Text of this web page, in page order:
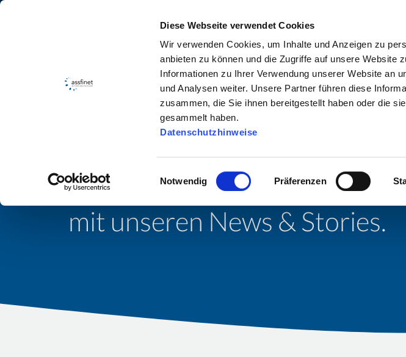
Diese Webseite verwendet Cookies
Wir verwenden Cookies, um Inhalte und Anzeigen zu
anbieten zu können und die Zugriffe auf unsere Website
Informationen zu Ihrer Verwendung unserer Website an
und Analysen weiter. Unsere Partner führen diese
zusammen, die Sie ihnen bereitgestellt haben oder die
gesammelt haben.
Datenschutzhinweise
Einwilligungsauswahl
Notwendig Präferenzen
Produkte Lösungen
Kommen Sie mit auf unsere
assfinet journey!
Lernen Sie uns besser kennen
mit unseren News & Stories.